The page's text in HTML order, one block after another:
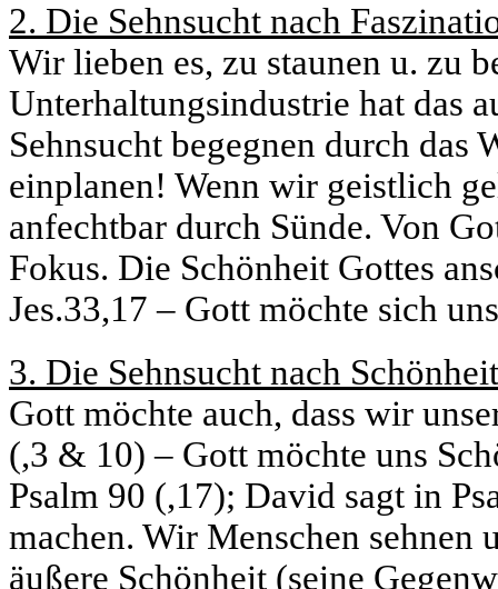
2. Die Sehnsucht nach
Wir lieben es, zu staunen u. zu
Unterhaltungsindustrie hat das
Sehnsucht begegnen durch das
einplanen! Wenn wir geistlich
anfechtbar durch Sünde. Von
Fokus. Die Schönheit Gottes
Jes.33,17 – Gott möchte sich
3. Die Sehnsucht nach Schönheit
Gott möchte auch, dass wir
(,3 & 10) – Gott möchte uns
Psalm 90 (,17); David sagt in
machen. Wir Menschen sehnen
äußere Schönheit (seine